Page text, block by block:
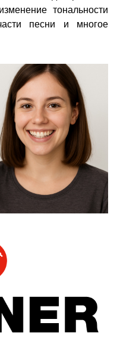
тональности
песни и многое